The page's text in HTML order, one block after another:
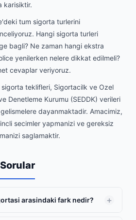
karisiktir.
tum sigorta turlerini
Hangi sigorta turleri
bagli? Ne zaman hangi ekstra
yenilerken nelere dikkat edilmeli?
cevaplar veriyoruz.
teklifleri, Sigortacilk ve Ozel
Denetleme Kurumu (SEDDK) verileri
dayanmaktadir. Amacimiz,
secimler yapmanizi ve gereksiz
saglamaktir.
arasindaki fark nedir?